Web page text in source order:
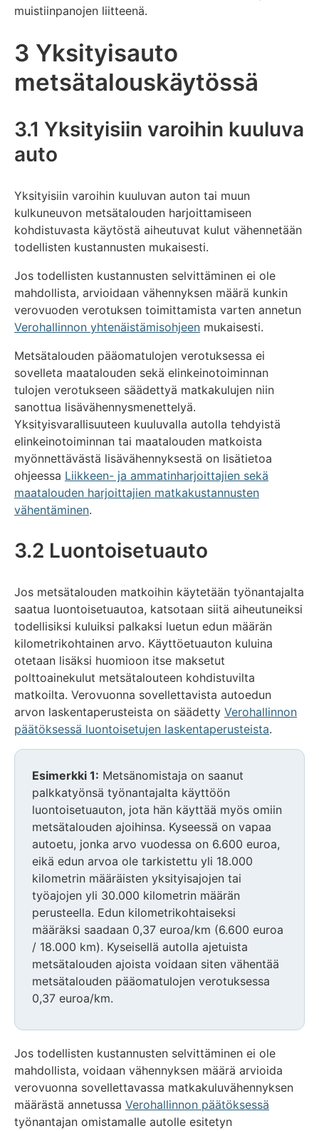
muistiinpanojen liitteenä.
3 Yksityisauto
metsätalouskäytössä
3.1 Yksityisiin varoihin kuuluva
auto
Yksityisiin varoihin kuuluvan auton tai muun
kulkuneuvon metsätalouden harjoittamiseen
kohdistuvasta käytöstä aiheutuvat kulut vähennetään
todellisten kustannusten mukaisesti.
Jos todellisten kustannusten selvittäminen ei ole
mahdollista, arvioidaan vähennyksen määrä kunkin
verovuoden verotuksen toimittamista varten annetun
Verohallinnon yhtenäistämisohjeen mukaisesti.
Metsätalouden pääomatulojen verotuksessa ei
sovelleta maatalouden sekä elinkeinotoiminnan
tulojen verotukseen säädettyä matkakulujen niin
sanottua lisävähennysmenettelyä.
Yksityisvarallisuuteen kuuluvalla autolla tehdyistä
elinkeinotoiminnan tai maatalouden matkoista
myönnettävästä lisävähennyksestä on lisätietoa
ohjeessa Liikkeen- ja ammatinharjoittajien sekä
maatalouden harjoittajien matkakustannusten
vähentäminen.
3.2 Luontoisetuauto
Jos metsätalouden matkoihin käytetään työnantajalta
saatua luontoisetuautoa, katsotaan siitä aiheutuneiksi
todellisiksi kuluiksi palkaksi luetun edun määrän
kilometrikohtainen arvo. Käyttöetuauton kuluina
otetaan lisäksi huomioon itse maksetut
polttoainekulut metsätalouteen kohdistuvilta
matkoilta. Verovuonna sovellettavista autoedun
arvon laskentaperusteista on säädetty Verohallinnon
päätöksessä luontoisetujen laskentaperusteista.
Esimerkki 1: Metsänomistaja on saanut
palkkatyönsä työnantajalta käyttöön
luontoisetuauton, jota hän käyttää myös omiin
metsätalouden ajoihinsa. Kyseessä on vapaa
autoetu, jonka arvo vuodessa on 6.600 euroa,
eikä edun arvoa ole tarkistettu yli 18.000
kilometrin määräisten yksityisajojen tai
työajojen yli 30.000 kilometrin määrän
perusteella. Edun kilometrikohtaiseksi
määräksi saadaan 0,37 euroa/km (6.600 euroa
/ 18.000 km). Kyseisellä autolla ajetuista
metsätalouden ajoista voidaan siten vähentää
metsätalouden pääomatulojen verotuksessa
0,37 euroa/km.
Jos todellisten kustannusten selvittäminen ei ole
mahdollista, voidaan vähennyksen määrä arvioida
verovuonna sovellettavassa matkakuluvähennyksen
määrästä annetussa Verohallinnon päätöksessä
työnantajan omistamalle autolle esitetyn